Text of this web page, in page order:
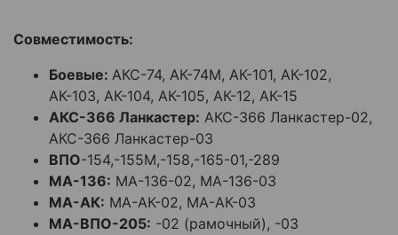
Совместимость:
Боевые: АКС-74, АК-74М, АК-101, АК-102,
АК-103, АК-104, АК-105, АК-12, АК-15
АКС-366 Ланкастер: АКС-366 Ланкастер-02,
АКС-366 Ланкастер-03
ВПО-154,-155М,-158,-165-01,-289
МА-136: МА-136-02, МА-136-03
МА-АК: МА-АК-02, МА-АК-03
МА-ВПО-205: -02 (рамочный), -03